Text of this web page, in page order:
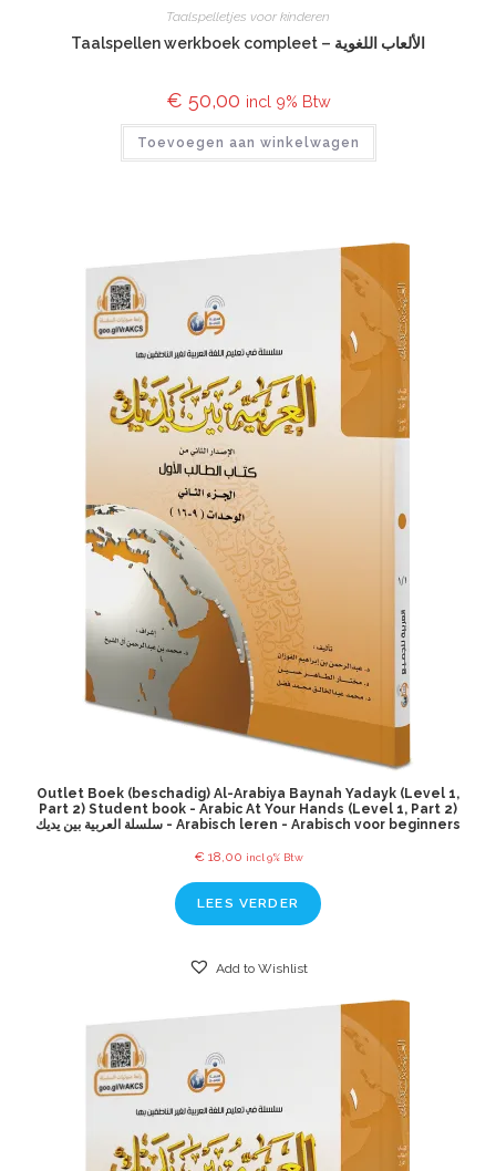
Taalspelletjes voor kinderen
Taalspellen werkboek compleet – الألعاب اللغوية
€ 50,00 incl 9% Btw
Toevoegen aan winkelwagen
Outlet Boek (beschadig) Al-Arabiya Baynah Yadayk (Level 1,
Part 2) Student book - Arabic At Your Hands (Level 1, Part 2)
سلسلة العربية بين يديك - Arabisch leren - Arabisch voor beginners
€18,00 incl 9% Btw
LEES VERDER
Add to Wishlist